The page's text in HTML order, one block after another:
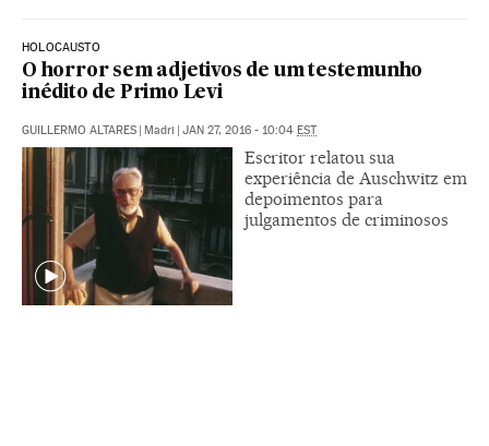
HOLOCAUSTO
O horror sem adjetivos de um testemunho
inédito de Primo Levi
GUILLERMO ALTARES | Madri | JAN 27, 2016 - 10:04 EST
Escritor relatou sua
experiência de Auschwitz em
depoimentos para
julgamentos de criminosos